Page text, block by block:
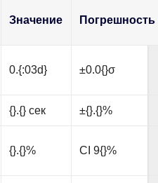
Значение Погрешность
0.{:03d} ±0.0{}σ
{}.{} сек ±{}.{}%
{}.{}% CI 9{}%